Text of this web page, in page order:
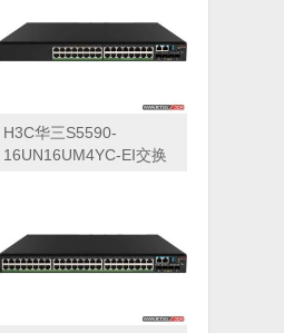
H3C华三S5590-
16UN16UM4YC-EI交换